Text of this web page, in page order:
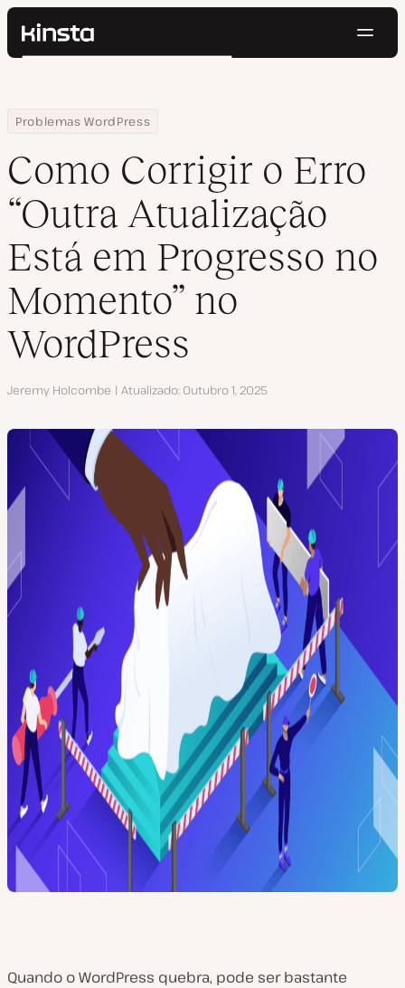
Kinsta®
Preços
Contato
Pesquisar
Home
Centro de Recursos
Blog
Problemas WordPress
Como Corrigir o Erro “Outra Atualização Está em Progresso no
Como Corrigir o Erro
“Outra Atualização
Está em Progresso no
Momento” no
WordPress
Autor
Jeremy Holcombe Atualizado Outubro 1, 2025
Quando o WordPress quebra, pode ser bastante